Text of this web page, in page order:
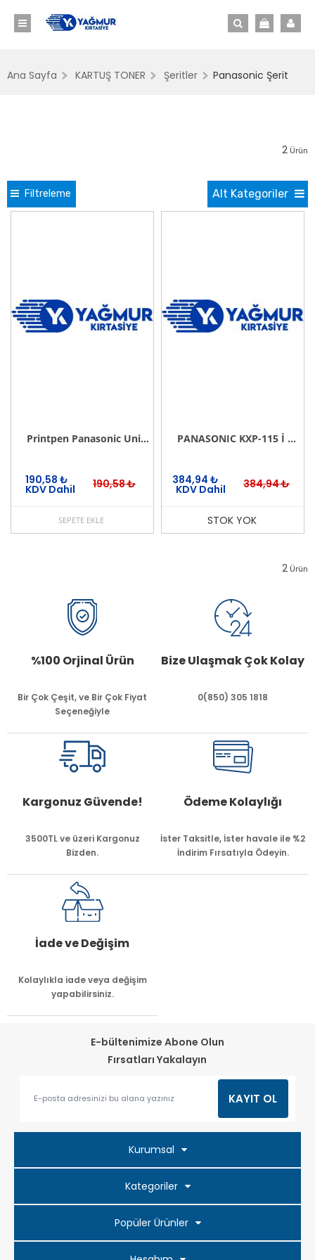
Ana Sayfa KARTUŞ TONER Şeritler Panasonic Şerit
2 Ürün
Filtreleme Alt Kategoriler
Printpen Panasonic Universal (Kx-P1150) Şerit
190,58₺
190,58 ₺
KDV Dahil
SEPETE EKLE
PANASONIC KXP-115 İ ORJİNAL ŞERİT
384,94₺
384,94 ₺
KDV Dahil
STOK YOK
2 Ürün
%100 Orjinal Ürün
Bir Çok Çeşit, ve Bir Çok Fiyat
Seçeneğiyle
Bize Ulaşmak Çok Kolay
0(850) 305 1818
Kargonuz Güvende!
3500TL ve üzeri Kargonuz
Bizden.
Ödeme Kolaylığı
İster Taksitle, İster havale ile %2
İndirim Fırsatıyla Ödeyin.
İade ve Değişim
Kolaylıkla iade veya değişim
yapabilirsiniz.
E-bültenimize Abone Olun
Fırsatları Yakalayın
Kurumsal
Kategoriler
Popüler Ürünler